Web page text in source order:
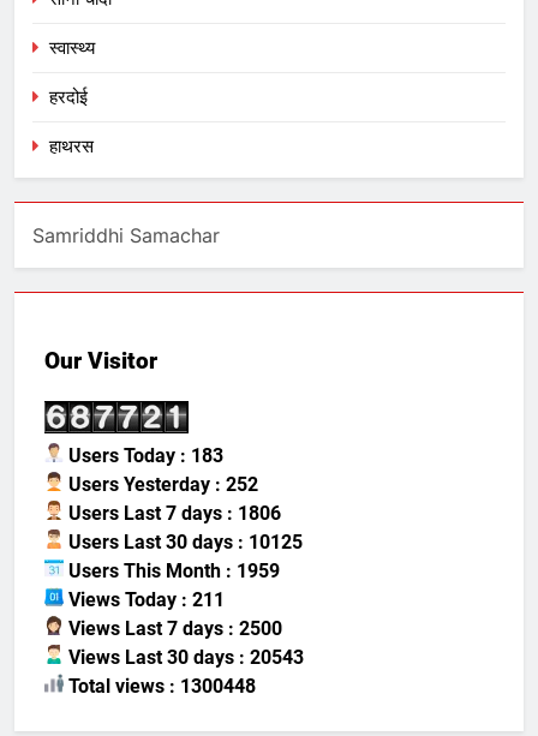
स्वास्थ्य
हरदोई
हाथरस
Samriddhi Samachar
Our Visitor
Users Today : 183
Users Yesterday : 252
Users Last 7 days : 1806
Users Last 30 days : 10125
Users This Month : 1959
Views Today : 211
Views Last 7 days : 2500
Views Last 30 days : 20543
Total views : 1300448